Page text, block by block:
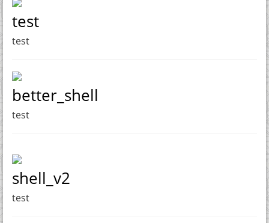
test
test
better_shell
test
shell_v2
test